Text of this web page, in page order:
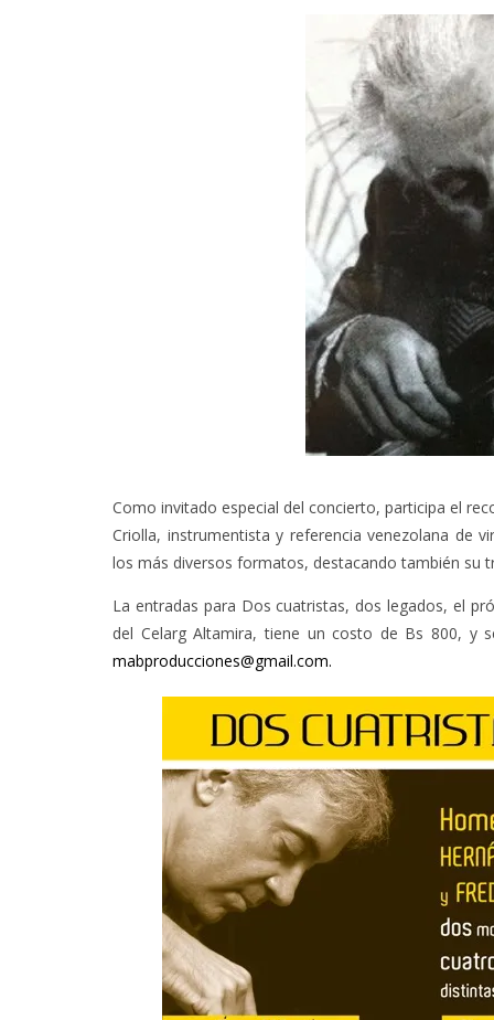
Como invitado especial del concierto, participa el
Criolla, instrumentista y referencia venezolana de
los más diversos formatos, destacando también su
La entradas para Dos cuatristas, dos legados, el
del Celarg Altamira, tiene un costo de Bs 800, y
mabproducciones@gmail.com.
CON
6